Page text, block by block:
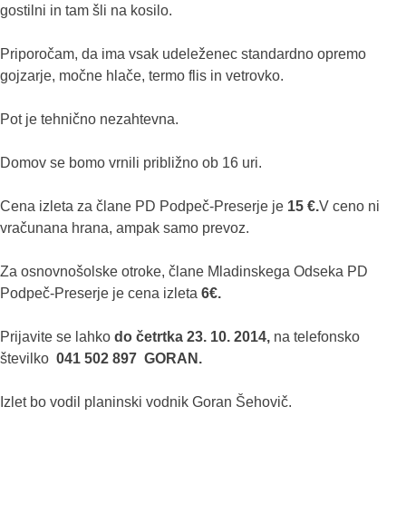
gostilni in tam šli na kosilo.
Priporočam, da ima vsak udeleženec standardno opremo
gojzarje, močne hlače, termo flis in vetrovko.
Pot je tehnično nezahtevna.
Domov se bomo vrnili približno ob 16 uri.
Cena izleta za člane PD Podpeč-Preserje je 15 €.V ceno ni
vračunana hrana, ampak samo prevoz.
Za osnovnošolske otroke, člane Mladinskega Odseka PD
Podpeč-Preserje je cena izleta 6€.
Prijavite se lahko do četrtka 23. 10. 2014, na telefonsko
številko 041 502 897 GORAN.
Izlet bo vodil planinski vodnik Goran Šehovič.